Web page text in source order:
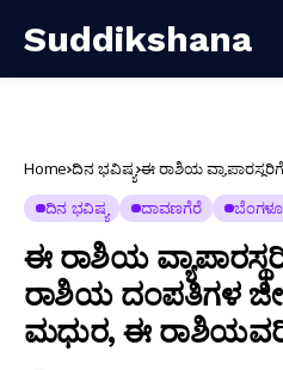
Suddikshana
Home ದಿನ ಭವಿಷ್ಯ ಈ ರಾಶಿಯ
ದಿನ ಭವಿಷ್ಯ ದಾವಣಗೆರೆ
ಈ ರಾಶಿಯ
ರಾಶಿಯ ದಂಪತಿಗಳ
ಮಧುರ, ಈ